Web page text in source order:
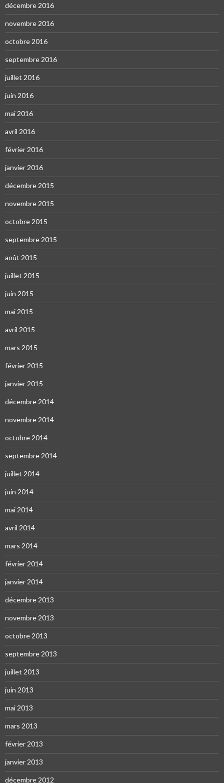
décembre 2016
novembre 2016
octobre 2016
septembre 2016
juillet 2016
juin 2016
mai 2016
avril 2016
février 2016
janvier 2016
décembre 2015
novembre 2015
octobre 2015
septembre 2015
août 2015
juillet 2015
juin 2015
mai 2015
avril 2015
mars 2015
février 2015
janvier 2015
décembre 2014
novembre 2014
octobre 2014
septembre 2014
juillet 2014
juin 2014
mai 2014
avril 2014
mars 2014
février 2014
janvier 2014
décembre 2013
novembre 2013
octobre 2013
septembre 2013
juillet 2013
juin 2013
mai 2013
mars 2013
février 2013
janvier 2013
décembre 2012